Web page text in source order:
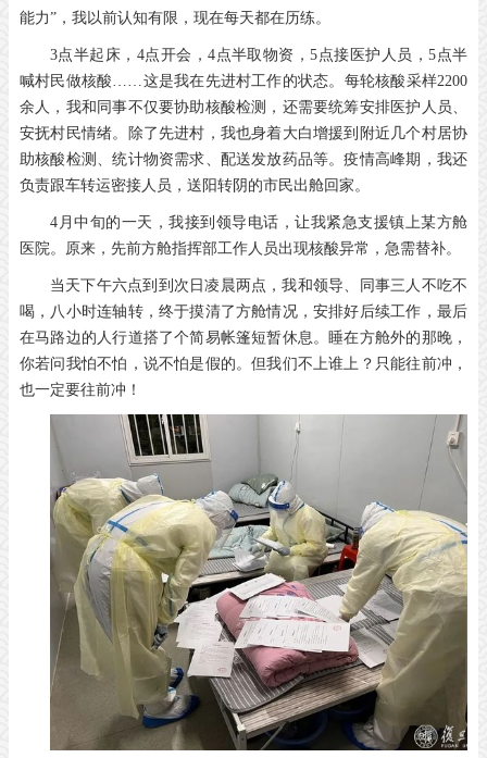
能力”，我以前认知有限，现在每天都在历练。
3点半起床，4点开会，4点半取物资，5点接医护人员，5点半
喊村民做核酸……这是我在先进村工作的状态。每轮核酸采样2200
余人，我和同事不仅要协助核酸检测，还需要统筹安排医护人员、
安抚村民情绪。除了先进村，我也身着大白增援到附近几个村居协
助核酸检测、统计物资需求、配送发放药品等。疫情高峰期，我还
负责跟车转运密接人员，送阳转阴的市民出舱回家。
4月中旬的一天，我接到领导电话，让我紧急支援镇上某方舱
医院。原来，先前方舱指挥部工作人员出现核酸异常，急需替补。
当天下午六点到到次日凌晨两点，我和领导、同事三人不吃不
喝，八小时连轴转，终于摸清了方舱情况，安排好后续工作，最后
在马路边的人行道搭了个简易帐篷短暂休息。睡在方舱外的那晚，
你若问我怕不怕，说不怕是假的。但我们不上谁上？只能往前冲，
也一定要往前冲！